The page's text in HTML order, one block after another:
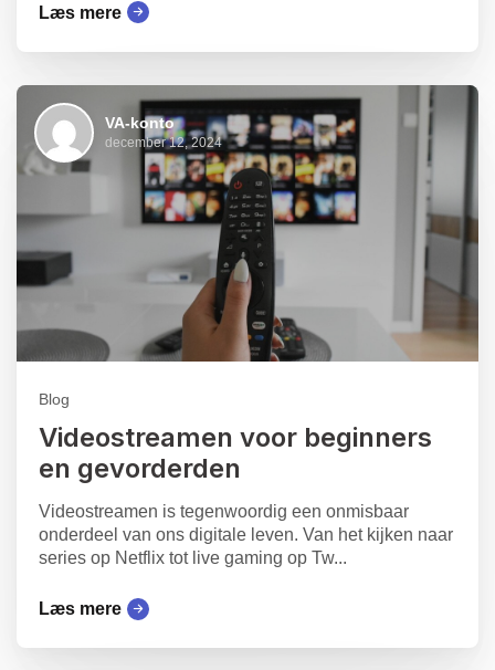
Læs mere
VA-konto
december 12, 2024
Blog
Videostreamen voor beginners
en gevorderden
Videostreamen is tegenwoordig een onmisbaar
onderdeel van ons digitale leven. Van het kijken naar
series op Netflix tot live gaming op Tw...
Læs mere